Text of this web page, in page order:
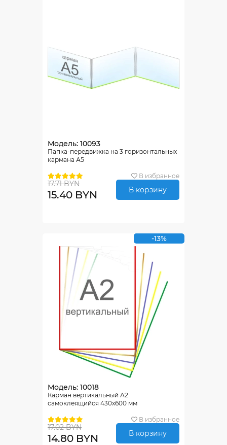
Модель: 10093
Папка-передвижка на 3 горизонтальных
кармана А5
В избранное
17.71 BYN
15.40 BYN В корзину
-13%
Модель: 10018
Карман вертикальный А2
самоклеящийся 430х600 мм
В избранное
17.02 BYN
14.80 BYN В корзину